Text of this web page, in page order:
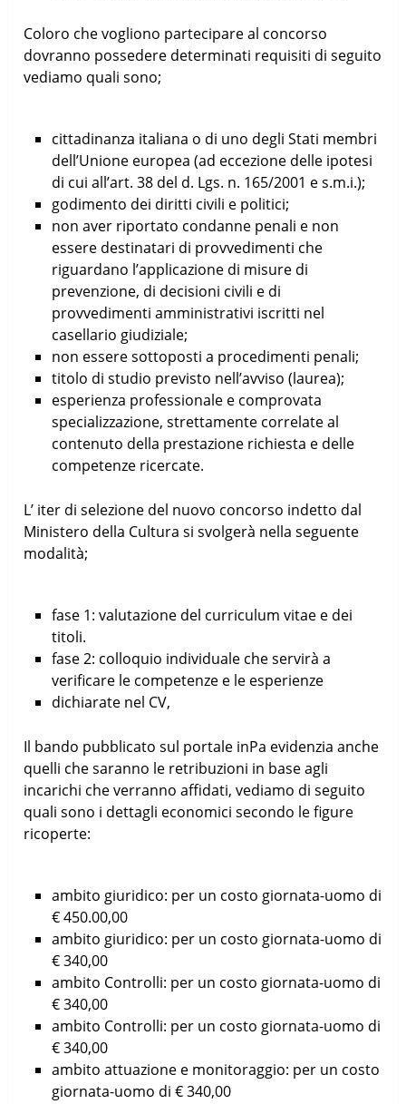
Coloro che vogliono partecipare al concorso
dovranno possedere determinati requisiti di seguito
vediamo quali sono;
cittadinanza italiana o di uno degli Stati membri
dell’Unione europea (ad eccezione delle ipotesi
di cui all’art. 38 del d. Lgs. n. 165/2001 e s.m.i.);
godimento dei diritti civili e politici;
non aver riportato condanne penali e non
essere destinatari di provvedimenti che
riguardano l’applicazione di misure di
prevenzione, di decisioni civili e di
provvedimenti amministrativi iscritti nel
casellario giudiziale;
non essere sottoposti a procedimenti penali;
titolo di studio previsto nell’avviso (laurea);
esperienza professionale e comprovata
specializzazione, strettamente correlate al
contenuto della prestazione richiesta e delle
competenze ricercate.
L’ iter di selezione del nuovo concorso indetto dal
Ministero della Cultura si svolgerà nella seguente
modalità;
fase 1: valutazione del curriculum vitae e dei
titoli.
fase 2: colloquio individuale che servirà a
verificare le competenze e le esperienze
dichiarate nel CV,
Il bando pubblicato sul portale inPa evidenzia anche
quelli che saranno le retribuzioni in base agli
incarichi che verranno affidati, vediamo di seguito
quali sono i dettagli economici secondo le figure
ricoperte:
ambito giuridico: per un costo giornata-uomo di
€ 450.00,00
ambito giuridico: per un costo giornata-uomo di
€ 340,00
ambito Controlli: per un costo giornata-uomo di
€ 340,00
ambito Controlli: per un costo giornata-uomo di
€ 340,00
ambito attuazione e monitoraggio: per un costo
giornata-uomo di € 340,00